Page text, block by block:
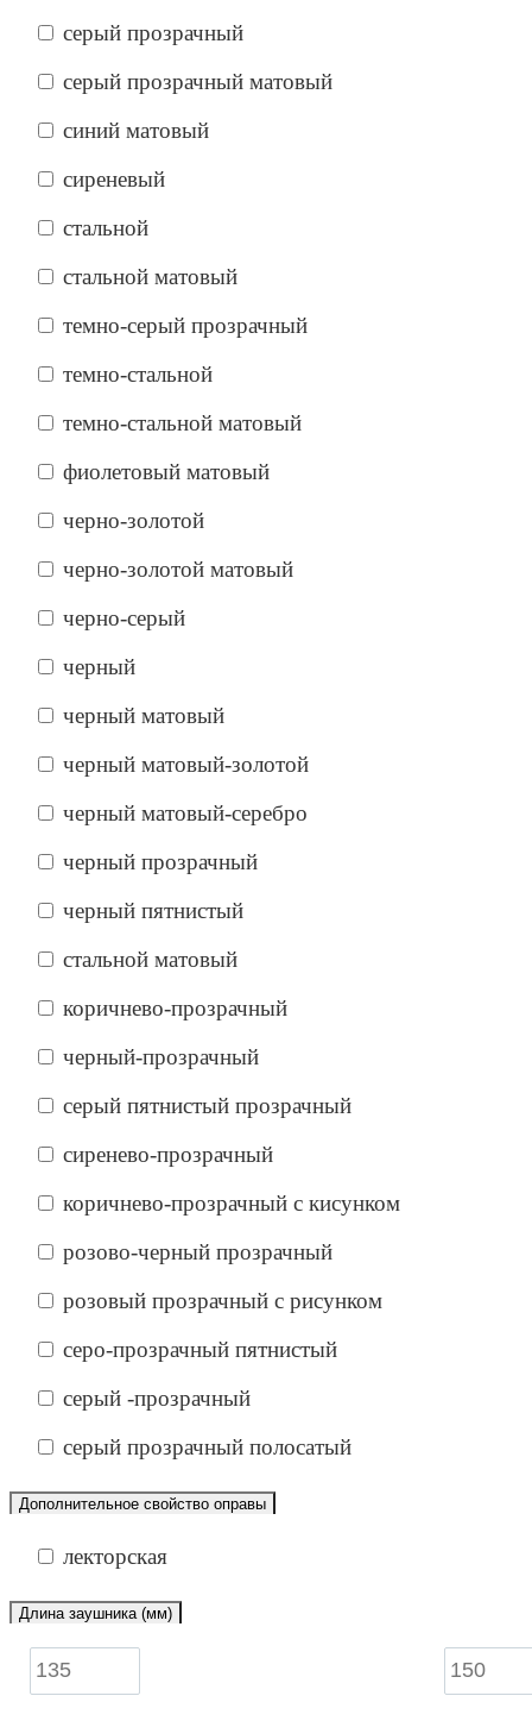
серый прозрачный
серый прозрачный матовый
синий матовый
сиреневый
стальной
стальной матовый
темно-серый прозрачный
темно-стальной
темно-стальной матовый
фиолетовый матовый
черно-золотой
черно-золотой матовый
черно-серый
черный
черный матовый
черный матовый-золотой
черный матовый-серебро
черный прозрачный
черный пятнистый
стальной матовый
коричнево-прозрачный
черный-прозрачный
серый пятнистый прозрачный
сиренево-прозрачный
коричнево-прозрачный с кисунком
розово-черный прозрачный
розовый прозрачный с рисунком
серо-прозрачный пятнистый
серый -прозрачный
серый прозрачный полосатый
Дополнительное свойство оправы
лекторская
Длина заушника (мм)